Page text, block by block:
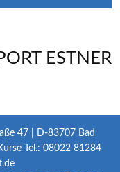
ESTNER
47 | D-83707 Bad
Tel.: 08022 81284